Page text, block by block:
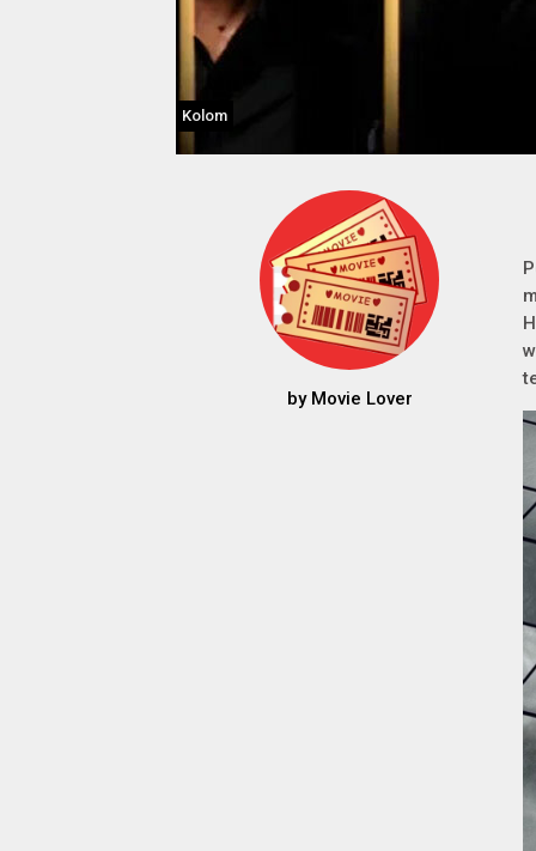
Kolom
by Movie Lover